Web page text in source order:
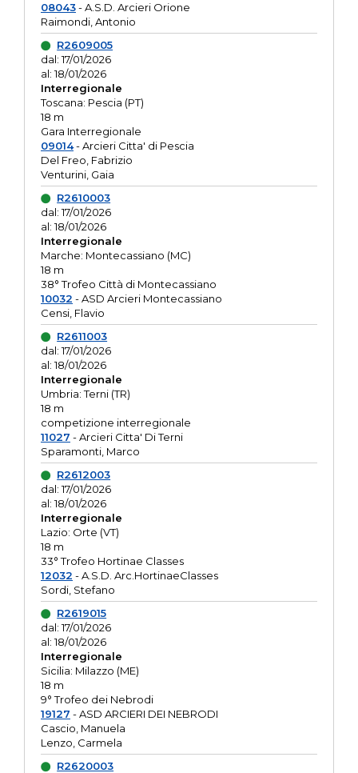
08043- A.S.D. Arcieri Orione
Raimondi, Antonio
R2609005
dal: 17/01/2026
al: 18/01/2026
Interregionale
Toscana: Pescia (PT)
18 m
Gara Interregionale
09014- Arcieri Citta' di Pescia
Del Freo, Fabrizio
Venturini, Gaia
R2610003
dal: 17/01/2026
al: 18/01/2026
Interregionale
Marche: Montecassiano (MC)
18 m
38° Trofeo Città di Montecassiano
10032 - ASD Arcieri Montecassiano
Censi, Flavio
R2611003
dal: 17/01/2026
al: 18/01/2026
Interregionale
Umbria: Terni (TR)
18 m
competizione interregionale
11027 - Arcieri Citta' Di Terni
Sparamonti, Marco
R2612003
dal: 17/01/2026
al: 18/01/2026
Interregionale
Lazio: Orte (VT)
18 m
33° Trofeo Hortinae Classes
12032 - A.S.D. Arc.HortinaeClasses
Sordi, Stefano
R2619015
dal: 17/01/2026
al: 18/01/2026
Interregionale
Sicilia: Milazzo (ME)
18 m
9° Trofeo dei Nebrodi
19127 - ASD ARCIERI DEI NEBRODI
Cascio, Manuela
Lenzo, Carmela
R2620003